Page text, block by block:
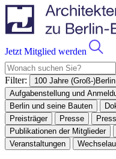
Jetzt Mitglied werden
Filter: 100 Jahre (Groß-)Berlin
Aufgabenstellung und
Berlin und seine Bauten
Preisträger
Presse
Publikationen der Mitglieder
Veranstaltungen